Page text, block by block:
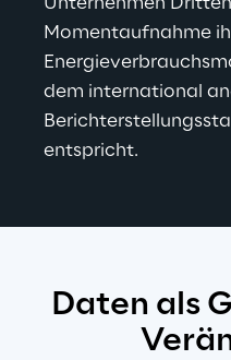
Momentaufnahme
dem international
entspricht.
Daten als